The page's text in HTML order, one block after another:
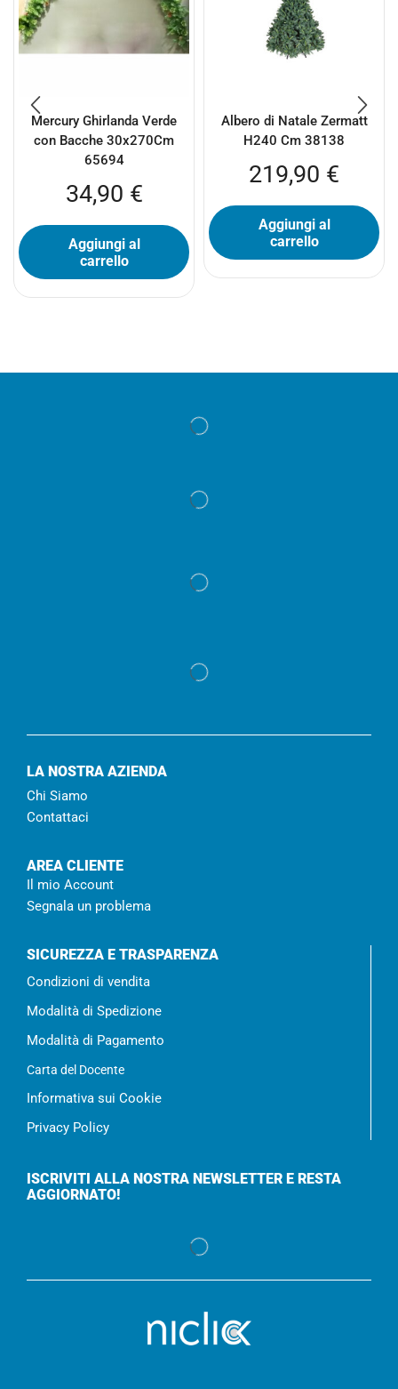
Mercury Ghirlanda Verde
con Bacche 30x270Cm
65694
34,90 €
Aggiungi al
carrello
Albero di Natale Zermatt
H240 Cm 38138
219,90 €
Aggiungi al
carrello
LA NOSTRA AZIENDA
Chi Siamo
Contattaci
AREA CLIENTE
Il mio Account
Segnala un problema
SICUREZZA E TRASPARENZA
Condizioni di vendita
Modalità di Spedizione
Modalità di Pagamento
Carta del Docente
Informativa sui Cookie
Privacy Policy
ISCRIVITI ALLA NOSTRA NEWSLETTER E RESTA
AGGIORNATO!